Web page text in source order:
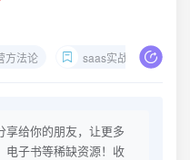
方法论 saas实战案例
享给你的朋友，让更多
电子书等稀缺资源！收